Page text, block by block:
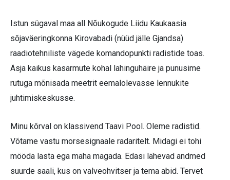
Istun sügaval maa all Nõukogude Liidu Kaukaasia
sõjaväeringkonna Kirovabadi (nüüd jälle Gjandsa)
raadiotehniliste vägede komandopunkti radistide toas.
Äsja kaikus kasarmute kohal lahinguhäire ja punusime
rutuga mõnisada meetrit eemalolevasse lennukite
juhtimiskeskusse.
Minu kõrval on klassivend Taavi Pool. Oleme radistid.
Võtame vastu morsesignaale radaritelt. Midagi ei tohi
mööda lasta ega maha magada. Edasi lähevad andmed
suurde saali, kus on valveohvitser ja tema abid. Tervet